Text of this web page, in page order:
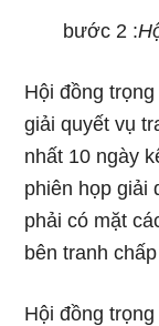
bước 2 :
Hội đồng
giải quyết vụ
nhất 10 ngày
phiên họp giải
phải có mặt
bên tranh
Hội đồng